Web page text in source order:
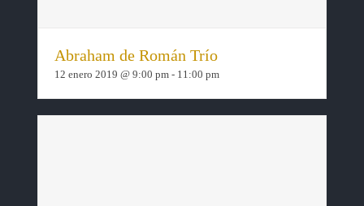
Abraham de Román Trío
12 enero 2019 @ 9:00 pm- 11:00 pm